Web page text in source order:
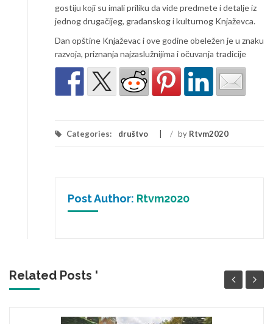
gostiju koji su imali priliku da vide predmete i detalje iz
jednog drugačijeg, građanskog i kulturnog Knjaževca.
Dan opštine Knjaževac i ove godine obeležen je u znaku
razvoja, priznanja najzaslužnijima i očuvanja tradicije
Categories: društvo / by Rtvm2020
Post Author: Rtvm2020
Related Posts '